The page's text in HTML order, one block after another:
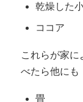
乾燥した
ココア
これらが家に
べたら他にも
畳